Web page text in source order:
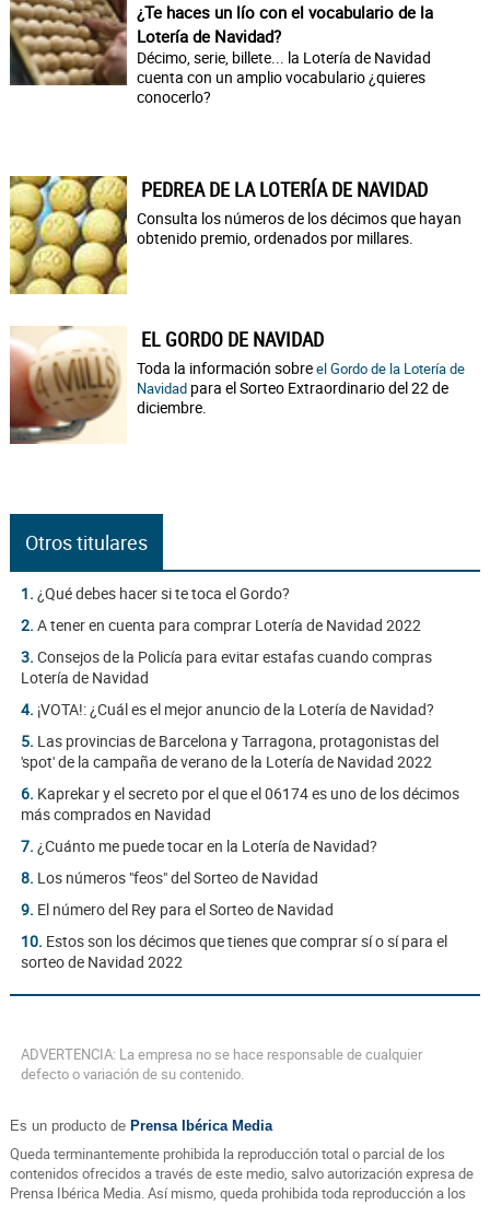
¿Te haces un lío con el vocabulario de la
Lotería de Navidad?
Décimo, serie, billete... la Lotería de Navidad
cuenta con un amplio vocabulario ¿quieres
conocerlo?
PEDREA DE LA LOTERÍA DE NAVIDAD
Consulta los números de los décimos que hayan
obtenido premio, ordenados por millares.
EL GORDO DE NAVIDAD
Toda la información sobreel Gordo de la Lotería de
Navidad para el Sorteo Extraordinario del 22 de
diciembre.
Otros titulares
1. ¿Qué debes hacer si te toca el Gordo?
2. A tener en cuenta para comprar Lotería de Navidad 2022
3. Consejos de la Policía para evitar estafas cuando compras
Lotería de Navidad
4. ¡VOTA!: ¿Cuál es el mejor anuncio de la Lotería de Navidad?
5. Las provincias de Barcelona y Tarragona, protagonistas del
'spot' de la campaña de verano de la Lotería de Navidad 2022
6. Kaprekar y el secreto por el que el 06174 es uno de los décimos
más comprados en Navidad
7. ¿Cuánto me puede tocar en la Lotería de Navidad?
8. Los números "feos" del Sorteo de Navidad
9. El número del Rey para el Sorteo de Navidad
10. Estos son los décimos que tienes que comprar sí o sí para el
sorteo de Navidad 2022
ADVERTENCIA: La empresa no se hace responsable de cualquier
defecto o variación de su contenido.
Es un producto de Prensa Ibérica Media
Queda terminantemente prohibida la reproducción total o parcial de los
contenidos ofrecidos a través de este medio, salvo autorización expresa de
Prensa Ibérica Media. Así mismo, queda prohibida toda reproducción a los